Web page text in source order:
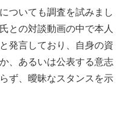
ついても調査を試みまし
との対談動画の中で本人
と発言しており、自身の資
、あるいは公表する意志
ず、曖昧なスタンスを示